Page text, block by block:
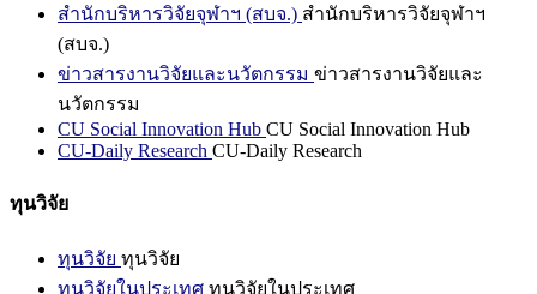
สำนักบริหารวิจัยจุฬาฯ (สบจ.) สำนักบริหารวิจัยจุฬาฯ
(สบจ.)
ข่าวสารงานวิจัยและนวัตกรรม ข่าวสารงานวิจัยและ
นวัตกรรม
CU Social Innovation Hub CU Social Innovation Hub
CU-Daily Research CU-Daily Research
ทุนวิจัย
ทุนวิจัย ทุนวิจัย
ทุนวิจัยในประเทศ ทุนวิจัยในประเทศ